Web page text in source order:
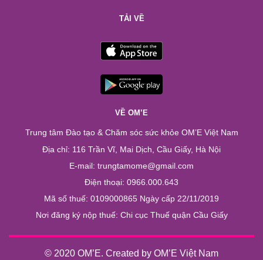
TẢI VỀ
VỀ OM’E
Trung tâm Đào tạo & Chăm sóc sức khỏe OM’E Việt Nam
Địa chỉ: 116 Trần Vĩ, Mai Dịch, Cầu Giấy, Hà Nội
E-mail: trungtamome@gmail.com
Điện thoại: 0966.000.643
Mã số thuế: 0109000865 Ngày cấp 22/11/2019
Nơi đăng ký nộp thuế: Chi cục Thuế quận Cầu Giấy
© 2020 OM’E. Created by OM’E Việt Nam